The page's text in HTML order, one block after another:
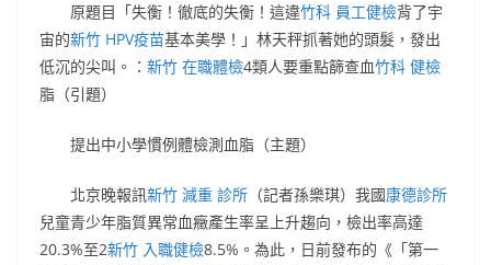
原題目「失衡！徹底的失衡！這違竹科 員工健檢背了宇
宙的新竹 HPV疫苗基本美學！」林天秤抓著她的頭髮，發出
低沉的尖叫。： 新竹 在職體檢4類人要重點篩查血竹科 健檢
脂（引題）
提出中小學慣例體檢測血脂（主題）
北京晚報訊新竹 減重 診所 （記者孫樂琪）我國康德診所
兒童青少年脂質異常血癥產生率呈上升趨向，檢出率高達
20.3%至2新竹 入職健檢8.5%。為此，日前發布的《「第一